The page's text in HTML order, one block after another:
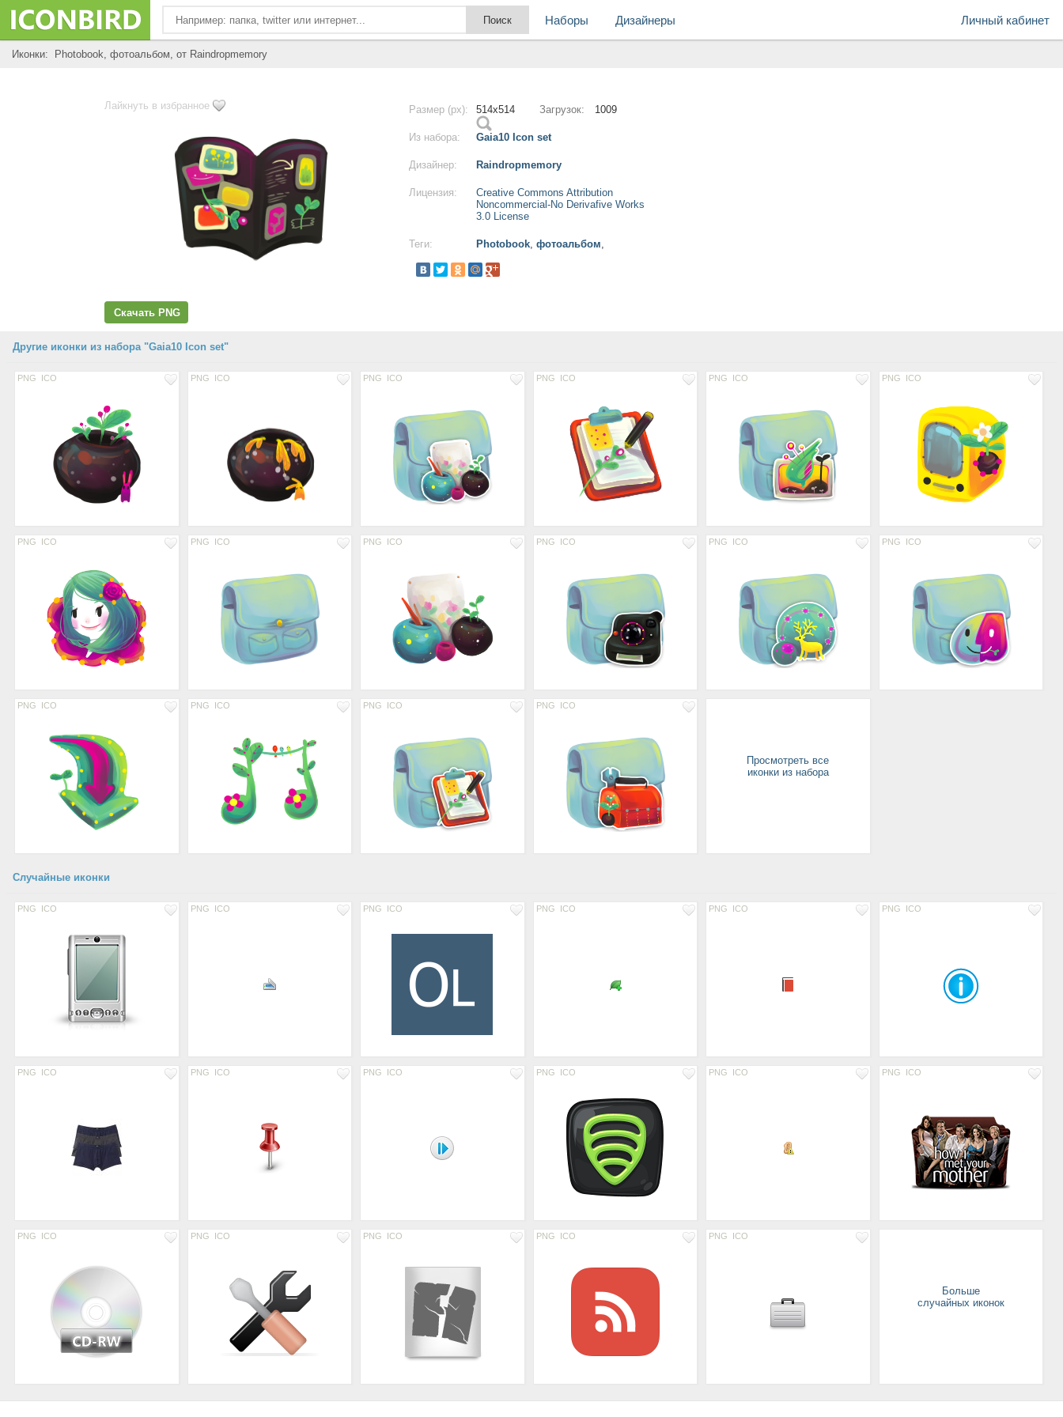
Личный кабинет
Наборы Дизайнеры
Иконки: Photobook, фотоальбом, от Raindropmemory
Лайкнуть в избранное
Скачать PNG
Размер (px): 514x514 Загрузок: 1009
Из набора: Gaia10 Icon set
Дизайнер: Raindropmemory
Лицензия:
Creative Commons Attribution
Noncommercial-No Derivafive Works
3.0 License
Теги: Photobook, фотоальбом,
Другие иконки из набора "Gaia10 Icon set"
PNG ICO PNG ICO PNG ICO PNG ICO PNG ICO PNG ICO
PNG ICO PNG ICO PNG ICO PNG ICO PNG ICO PNG ICO
PNG ICO PNG ICO PNG ICO PNG ICO
Просмотреть все
иконки из набора
Случайные иконки
PNG ICO PNG ICO PNG ICO PNG ICO PNG ICO PNG ICO
PNG ICO PNG ICO PNG ICO PNG ICO PNG ICO PNG ICO
PNG ICO PNG ICO PNG ICO PNG ICO PNG ICO
Больше
случайных иконок